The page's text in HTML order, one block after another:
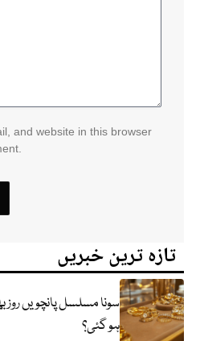
and website in this browser
تازہ ترین خبریں
سونا مسلسل پانچویں روز
ہو گئی؟